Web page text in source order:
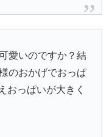
愛いのですか？結
のおかげでおっぱ
おっぱいが大きく